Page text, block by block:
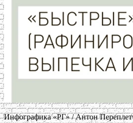
Инфографика «РГ» / Антон